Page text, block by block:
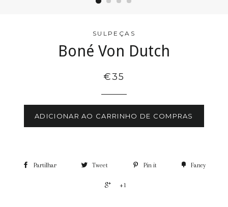
SULPEÇAS
Boné Von Dutch
€35
ADICIONAR AO CARRINHO DE COMPRAS
Partilhar Tweet Pin it Fancy
+1